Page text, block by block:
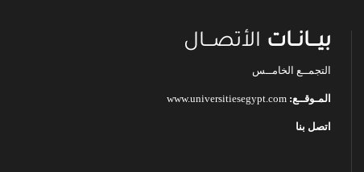
بيـــانــات الأتصـــال
التجمــع الخامــس
المـوقــع: www.universitiesegypt.com
اتصل بنا